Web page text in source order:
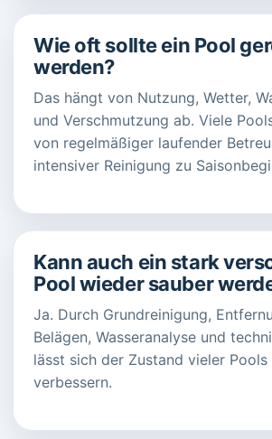
Wie oft sollte ein Pool
werden?
Das hängt von Nutzung, Wetter,
und Verschmutzung ab. Viele
von regelmäßiger laufender
intensiver Reinigung zu
Kann auch ein stark
Pool wieder sauber
Ja. Durch Grundreinigung,
Belägen, Wasseranalyse und
lässt sich der Zustand vieler
verbessern.